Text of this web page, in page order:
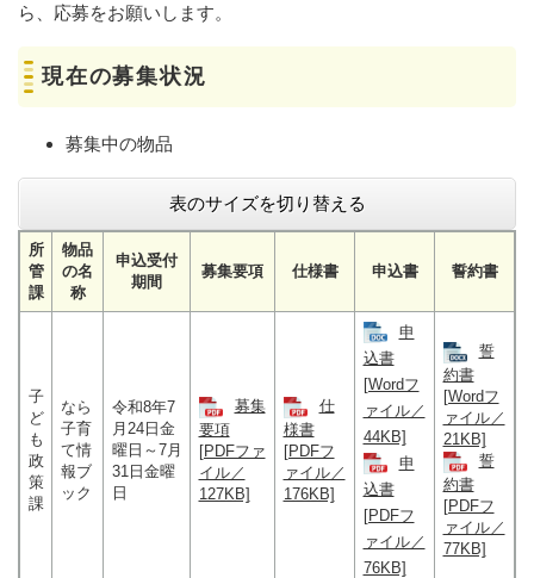
ら、応募をお願いします。
現在の募集状況
募集中の物品
表のサイズを切り替える
所
管
課
物品
の名
称
申込受付
期間
募集要項 仕様書 申込書 誓約書
子
ど
も
政
策
課
なら
子育
て情
報ブ
ック
令和8年7
月24日金
曜日～7月
31日金曜
日
募集
要項
[PDFファ
イル／
127KB]
仕
様書
[PDFフ
ァイル／
176KB]
申
込書
[Wordフ
ァイル／
44KB]
申
込書
[PDFフ
ァイル／
76KB]
誓
約書
[Wordフ
ァイル／
21KB]
誓
約書
[PDFフ
ァイル／
77KB]